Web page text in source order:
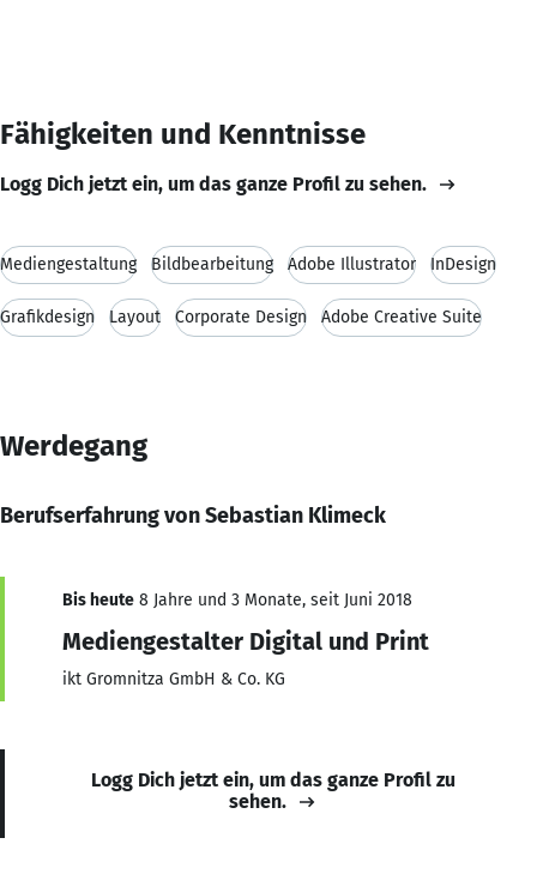
Fähigkeiten und Kenntnisse
Logg Dich jetzt ein, um das ganze Profil zu sehen.
Mediengestaltung Bildbearbeitung Adobe Illustrator InDesign
Grafikdesign Layout Corporate Design Adobe Creative Suite
Werdegang
Berufserfahrung von Sebastian Klimeck
Bis heute 8 Jahre und 3 Monate, seit Juni 2018
Mediengestalter Digital und Print
ikt Gromnitza GmbH & Co. KG
Logg Dich jetzt ein, um das ganze Profil zu
sehen.